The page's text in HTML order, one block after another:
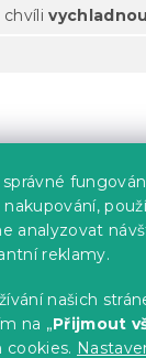
analyzovat
reklamy.
našich
na „Přijmout
cookies.
chvíli
na daném
nahoru